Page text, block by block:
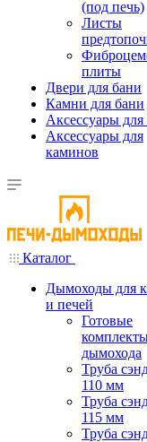
(под печь)
Листы
плиты
Двери для бани
Камни для бани
Аксессуары для
Аксессуары для
каминов
Каталог
Дымоходы для
и печей
Готовые
дымохода
Труба
110 мм
Труба
115 мм
Труба